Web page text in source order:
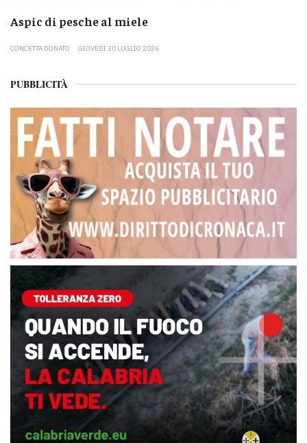
Aspic di pesche al miele
CONCETTA DONATO GIOVEDÌ 30 LUGLIO 2026
PUBBLICITÀ